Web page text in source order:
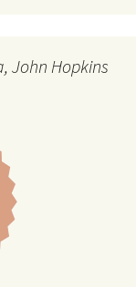
John Hopkins